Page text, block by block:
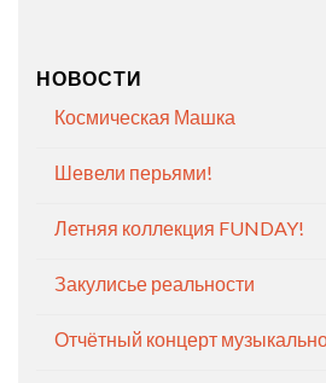
НОВОСТИ
Космическая Машка
Шевели перьями!
Летняя коллекция FUNDAY!
Закулисье реальности
Отчётный концерт